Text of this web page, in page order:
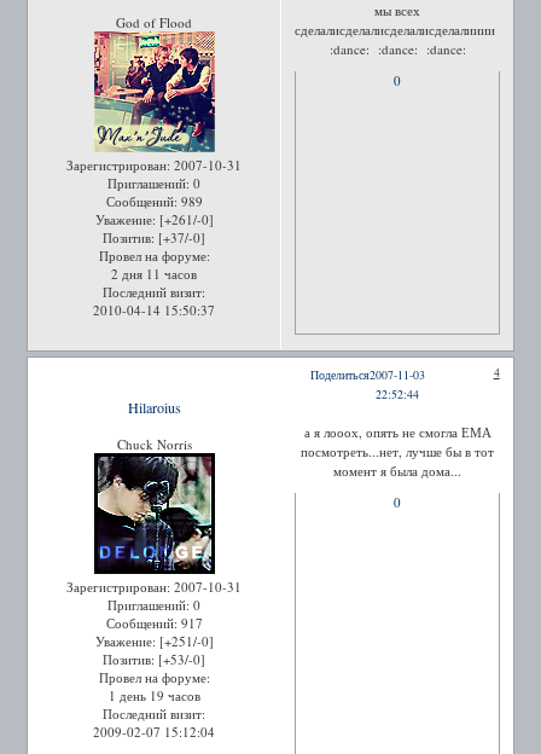
God of Flood
Зарегистрирован: 2007-10-31
Приглашений: 0
Сообщений: 989
Уважение: [+261/-0]
Позитив: [+37/-0]
Провел на форуме:
2 дня 11 часов
Последний визит:
2010-04-14 15:50:37
мы всех
сделалисделалисделалисделалииии
:dance: :dance: :dance:
0
Поделиться 4
2007-11-03
22:52:44
Hilaroius
Chuck Norris
Зарегистрирован: 2007-10-31
Приглашений: 0
Сообщений: 917
Уважение: [+251/-0]
Позитив: [+53/-0]
Провел на форуме:
1 день 19 часов
Последний визит:
2009-02-07 15:12:04
а я лооох, опять не смогла ЕМА
посмотреть...нет, лучше бы в тот
момент я была дома...
0